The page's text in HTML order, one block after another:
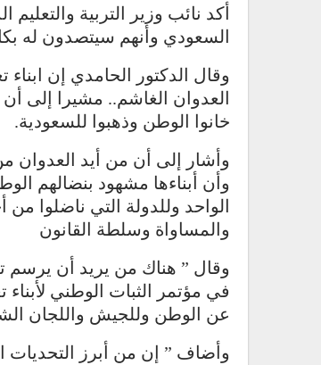
أكد نائب وزير التربية
السعودي وأنهم سيتصدون له
وقال الدكتور الحامدي إن
العدوان الغاشم.. مشيرا إلى
خانوا الوطن وذهبوا للسعودية.
وأشار إلى أن من أيد العدوان
وأن أبناءها مشهود بنضالهم
الواحد وللدولة التي ناضلوا
والمساواة وسلطة القانون
وقال ” هناك من يريد أن يرسم
في مؤتمر الثبات الوطني لأبناء
عن الوطن وللجيش واللجان
وأضاف ” إن من أبرز التحديات